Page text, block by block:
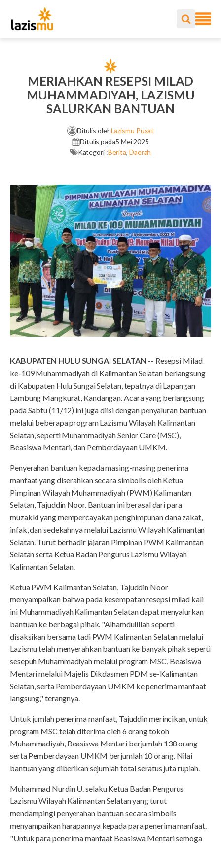
MERIAHKAN RESEPSI MILAD
MUHAMMADIYAH, LAZISMU
SALURKAN BANTUAN
Ditulis olehLazismu Pusat
Ditulis pada5 Mei 2025
Kategori :Berita, Daerah
KABUPATEN HULU SUNGAI SELATAN -- Resepsi Milad
ke-109 Muhammadiyah di Kalimantan Selatan berlangsung
di Kabupaten Hulu Sungai Selatan, tepatnya di Lapangan
Lambung Mangkurat, Kandangan. Acara yang berlangsung
pada Sabtu (11/12) ini juga diisi dengan penyaluran bantuan
melalui beberapa program Lazismu Wilayah Kalimantan
Selatan, seperti Muhammadiyah Senior Care (MSC),
Beasiswa Mentari, dan Pemberdayaan UMKM.
Penyerahan bantuan kepada masing-masing penerima
manfaat yang diserahkan secara simbolis oleh Ketua
Pimpinan Wilayah Muhammadiyah (PWM) Kalimantan
Selatan, Tajuddin Noor. Bantuan ini berasal dari para
muzakki yang mempercayakan penghimpunan dana zakat,
infak, dan sedekahnya melalui Lazismu Wilayah Kalimantan
Selatan. Turut berhadir jajaran Pimpinan PWM Kalimantan
Selatan serta Ketua Badan Pengurus Lazismu Wilayah
Kalimantan Selatan.
Ketua PWM Kalimantan Selatan, Tajuddin Noor
menyampaikan bahwa pada kesempatan resepsi milad kali
ini Muhammadiyah Kalimantan Selatan dapat menyalurkan
bantuan ke berbagai pihak. "Alhamdulillah seperti
disaksikan bersama tadi PWM Kalimantan Selatan melalui
Lazismu telah menyerahkan bantuan ke banyak pihak seperti
sesepuh Muhammadiyah melalui program MSC, Beasiswa
Mentari melalui Majelis Dikdasmen PDM se-Kalimantan
Selatan, serta Pemberdayaan UMKM ke penerima manfaat
langsung," terangnya.
Untuk jumlah penerima manfaat, Tajuddin merincikan, untuk
program MSC telah diterima oleh 6 orang tokoh
Muhammadiyah, Beasiswa Mentari berjumlah 138 orang
serta Pemberdayaan UMKM berjumlah 10 orang. Nilai
bantuan yang diberikan sejumlah total seratus juta rupiah.
Muhammad Nurdin U. selaku Ketua Badan Pengurus
Lazismu Wilayah Kalimantan Selatan yang turut
mendampingi penyerahan bantuan secara simbolis
menyampaikan harapannya kepada para penerima manfaat.
"Untuk para penerima manfaat Beasiswa Mentari semoga